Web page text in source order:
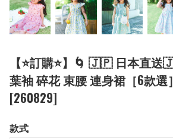
【⭐訂購⭐】🌀 🇯🇵 日本直
葉袖 碎花 束腰 連身裙［6款選
[260829]
款式